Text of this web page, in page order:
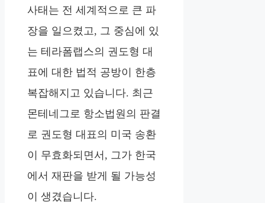
사태는 전 세계적으로 큰 파
장을 일으켰고, 그 중심에 있
는 테라폼랩스의 권도형 대
표에 대한 법적 공방이 한층
복잡해지고 있습니다. 최근
몬테네그로 항소법원의 판결
로 권도형 대표의 미국 송환
이 무효화되면서, 그가 한국
에서 재판을 받게 될 가능성
이 생겼습니다.